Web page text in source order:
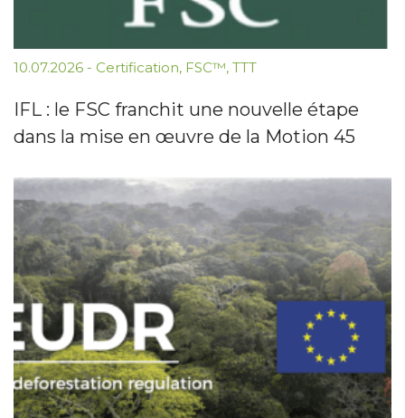
10.07.2026 - Certification, FSC™, TTT
IFL : le FSC franchit une nouvelle étape
dans la mise en œuvre de la Motion 45